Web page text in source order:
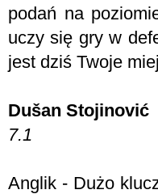
podań na
uczy się gry w
jest dziś Twoje
Dušan Stojinović
7.1
Anglik - Dużo